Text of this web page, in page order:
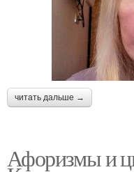
читать дальше →
Афоризмы и